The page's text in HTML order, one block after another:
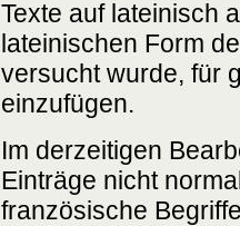
Texte auf lateinisch
lateinischen Form
versucht wurde, für
einzufügen.
Im derzeitigen
Einträge nicht
französische